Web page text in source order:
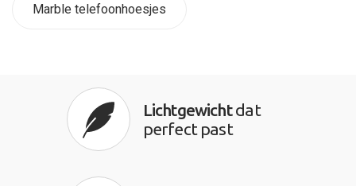
Marble telefoonhoesjes
Lichtgewichtdat
perfect past